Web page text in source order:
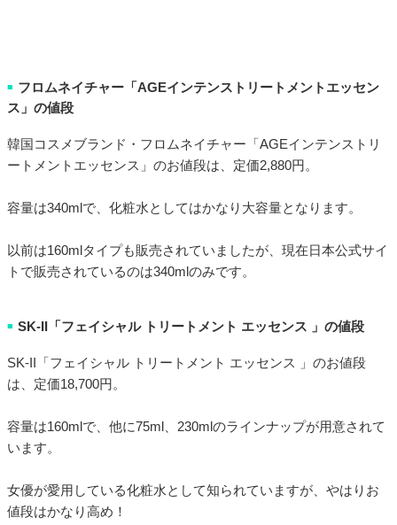
■ フロムネイチャー「AGEインテンストリートメントエッセン
ス」の値段
韓国コスメブランド・フロムネイチャー「AGEインテンストリ
ートメントエッセンス」のお値段は、定価2,880円。
容量は340mlで、化粧水としてはかなり大容量となります。
以前は160mlタイプも販売されていましたが、現在日本公式サイ
トで販売されているのは340mlのみです。
■ SK-II「フェイシャル トリートメント エッセンス 」の値段
SK-II「フェイシャル トリートメント エッセンス 」のお値段
は、定価18,700円。
容量は160mlで、他に75ml、230mlのラインナップが用意されて
います。
女優が愛用している化粧水として知られていますが、やはりお
値段はかなり高め！